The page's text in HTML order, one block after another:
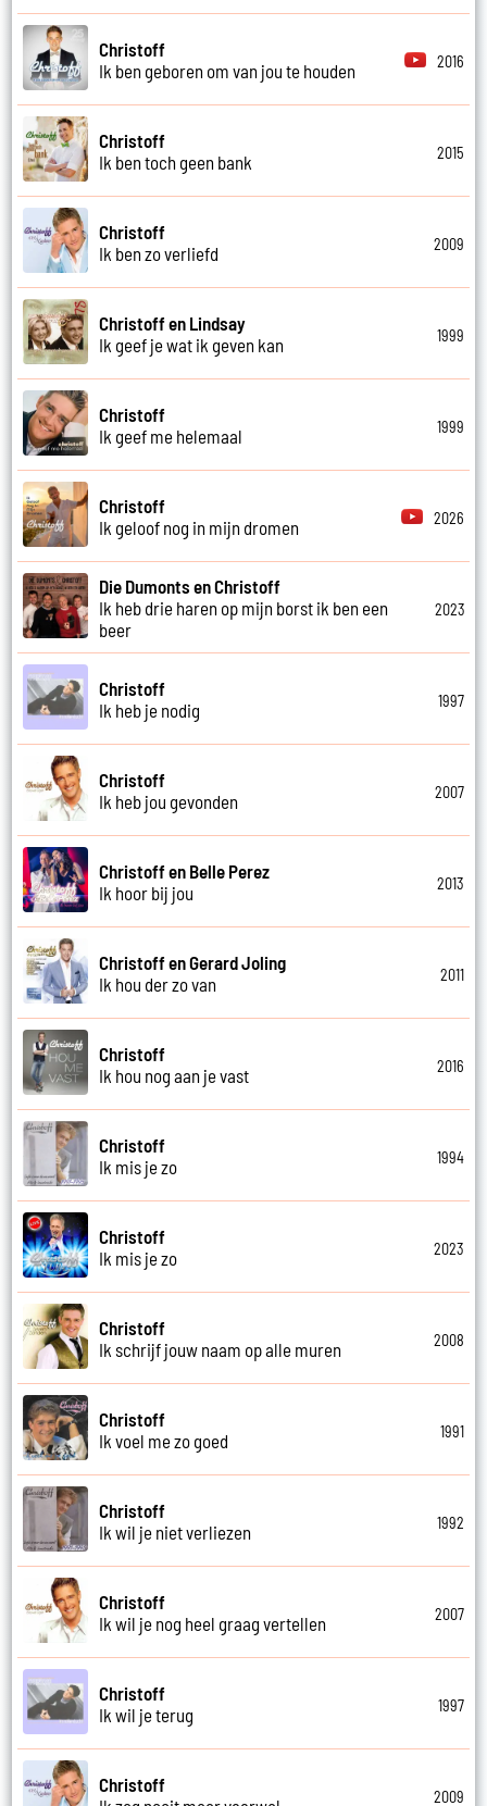
Christoff
Ik ben geboren om van jou te houden
2016
Christoff
Ik ben toch geen bank
2015
Christoff
Ik ben zo verliefd
2009
Christoff en Lindsay
Ik geef je wat ik geven kan
1999
Christoff
Ik geef me helemaal
1999
Christoff
Ik geloof nog in mijn dromen
2026
Die Dumonts en Christoff
Ik heb drie haren op mijn borst ik ben een
beer
2023
Christoff
Ik heb je nodig
1997
Christoff
Ik heb jou gevonden
2007
Christoff en Belle Perez
Ik hoor bij jou
2013
Christoff en Gerard Joling
Ik hou der zo van
2011
Christoff
Ik hou nog aan je vast
2016
Christoff
Ik mis je zo
1994
Christoff
Ik mis je zo
2023
Christoff
Ik schrijf jouw naam op alle muren
2008
Christoff
Ik voel me zo goed
1991
Christoff
Ik wil je niet verliezen
1992
Christoff
Ik wil je nog heel graag vertellen
2007
Christoff
Ik wil je terug
1997
Christoff
2009